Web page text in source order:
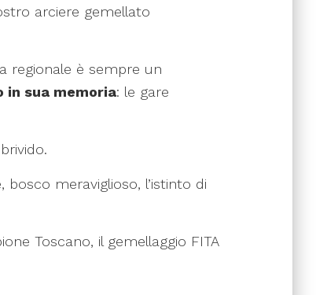
arciere gemellato
regionale è sempre un
in sua memoria: le gare
meraviglioso, l’istinto di
Toscano, il gemellaggio FITA